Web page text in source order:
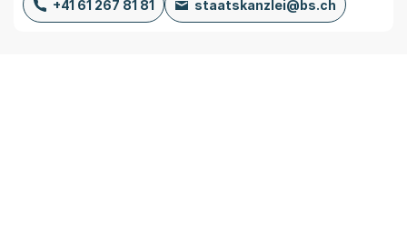
+41 61 267 81 81 staatskanzlei@bs.ch